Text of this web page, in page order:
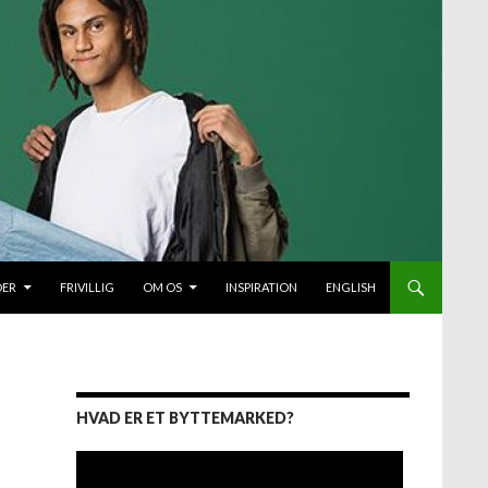
FRIVILLIG OM OS INSPIRATION ENGLISH
HVAD ER ET BYTTEMARKED?